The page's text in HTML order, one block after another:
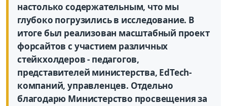
настолько содержательным, что мы
глубоко погрузились в исследование. В
итоге был реализован масштабный проект
форсайтов с участием различных
стейкхолдеров - педагогов,
представителей министерства, EdTech-
компаний, управленцев. Отдельно
благодарю Министерство просвещения за